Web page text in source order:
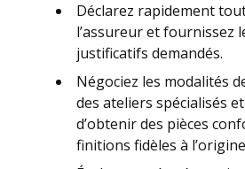
Déclarez rapidement
l’assureur et fournissez
justificatifs demandés.
Négociez les modalités
des ateliers spécialisés
d’obtenir des pièces
finitions fidèles à